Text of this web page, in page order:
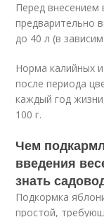
Перед внесением
предварительно
до 40 л (в
Норма калийных
после периода
каждый год
100 г.
Чем
введения
знать
Подкормка
простой,